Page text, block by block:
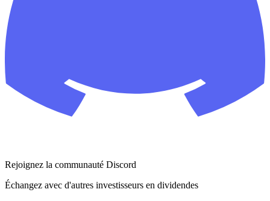
Rejoignez la communauté Discord
Échangez avec d'autres investisseurs en dividendes